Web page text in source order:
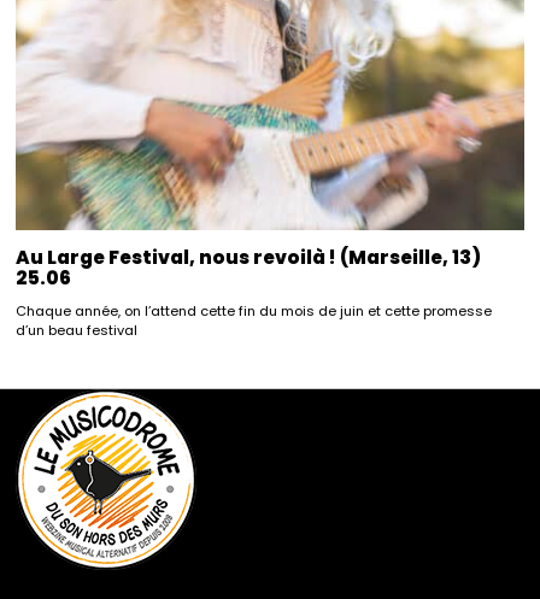
Au Large Festival, nous revoilà ! (Marseille, 13)
25.06
Chaque année, on l’attend cette fin du mois de juin et cette promesse
d’un beau festival